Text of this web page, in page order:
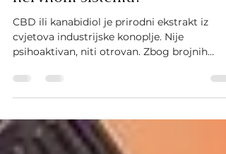
Kako CBD može pomoći
nervnom sistemu?
CBD ili kanabidiol je prirodni ekstrakt iz
psihoaktivan, niti otrovan. Zbog brojnih
terapeutskih...